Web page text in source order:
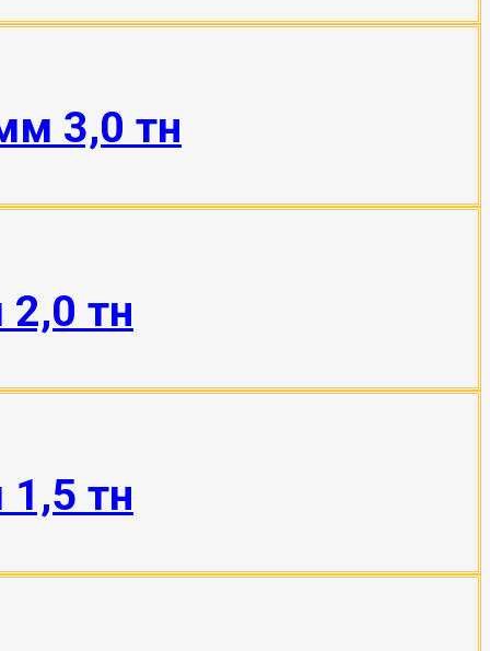
3,0 тн
тн
тн